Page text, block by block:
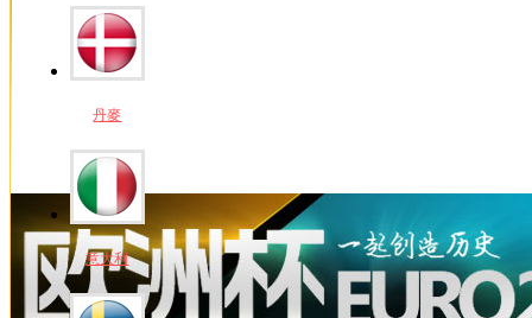
丹麥
意大利